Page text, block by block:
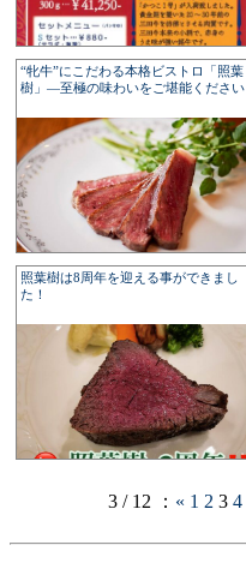
“牝牛”にこだわる本格ビストロ「照葉
樹」—至極の味わいをご堪能ください
照葉樹は8周年を迎える事ができまし
た！
3 / 12 ： « 1 2 3 4